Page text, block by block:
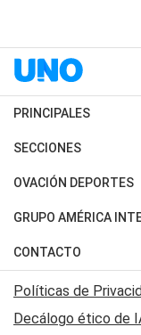
PRINCIPALES
Últimas Noticias
Política
Judiciales
Economia
SECCIONES
Horóscopo
Motores
Trucos caseros
Series y Películas
Edictos y Solicitadas
OVACIÓN DEPORTES
Fútbol
Mundial
Automovilismo
Rugby
GRUPO AMÉRICA
Canal 7 en Vivo
CONTACTO
Acerca de Nosotros
Contactanos
Políticas de
Decálogo ético de